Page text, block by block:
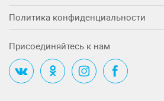
Политика конфиденциальности
Присоединяйтесь к нам